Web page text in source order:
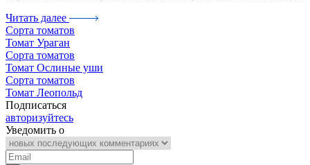
Читать далее
Сорта томатов
Томат Ураган
Сорта томатов
Томат Ослиные уши
Сорта томатов
Томат Леопольд
Подписаться
авторизуйтесь
Уведомить о